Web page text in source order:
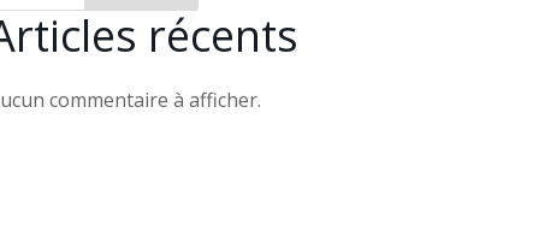
récents
commentaire à afficher.